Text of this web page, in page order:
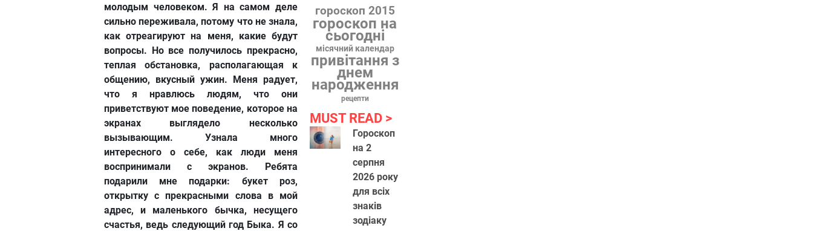
молодым человеком. Я на самом деле
сильно переживала, потому что не знала,
как отреагируют на меня, какие будут
вопросы. Но все получилось прекрасно,
теплая обстановка, располагающая к
общению, вкусный ужин. Меня радует,
что я нравлюсь людям, что они
приветствуют мое поведение, которое на
экранах выглядело несколько
вызывающим. Узнала много
интересного о себе, как люди меня
воспринимали с экранов. Ребята
подарили мне подарки: букет роз,
открытку с прекрасными слова в мой
адрес, и маленького бычка, несущего
счастья, ведь следующий год Быка. Я со
гороскоп 2015
гороскоп на
сьогодні
місячний календар
привітання з
днем
народження
рецепти
MUST READ
Гороскоп
на 2
серпня
2026 року
для всіх
знаків
зодіаку